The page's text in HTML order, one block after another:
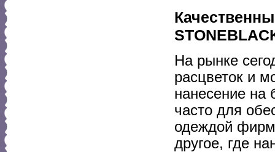
На рынке
расцветок и
нанесение на
часто для
одеждой
другое, где